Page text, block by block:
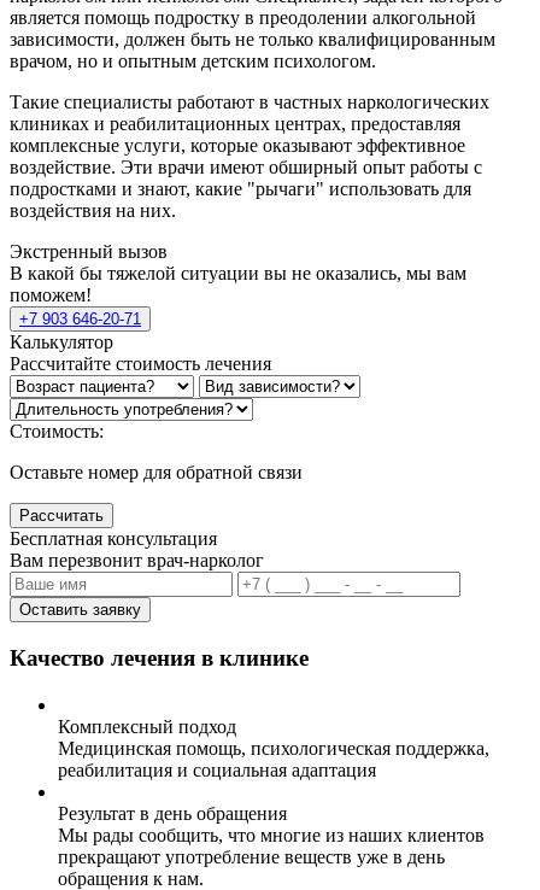
является помощь подростку в преодолении алкогольной
зависимости, должен быть не только квалифицированным
врачом, но и опытным детским психологом.
Такие специалисты работают в частных наркологических
клиниках и реабилитационных центрах, предоставляя
комплексные услуги, которые оказывают эффективное
воздействие. Эти врачи имеют обширный опыт работы с
подростками и знают, какие "рычаги" использовать для
воздействия на них.
Экстренный вызов
В какой бы тяжелой ситуации вы не оказались, мы вам
поможем!
+7 903 646-20-71
Калькулятор
Рассчитайте стоимость лечения
Стоимость:
Оставьте номер для обратной связи
Рассчитать
Бесплатная консультация
Вам перезвонит врач-нарколог
Оставить заявку
Качество лечения в клинике
Комплексный подход
Медицинская помощь, психологическая поддержка,
реабилитация и социальная адаптация
Результат в день обращения
Мы рады сообщить, что многие из наших клиентов
прекращают употребление веществ уже в день
обращения к нам.